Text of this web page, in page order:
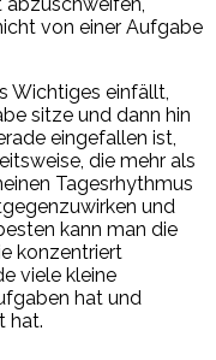
von einer Aufgabe
Wichtiges einfällt,
sitze und dann hin
eingefallen ist,
die mehr als
Tagesrhythmus
und
kann man die
konzentriert
viele kleine
hat und
hat.